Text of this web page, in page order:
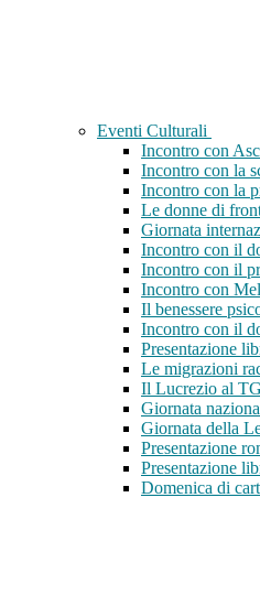
Eventi Culturali
Incontro con
Incontro con la
Incontro con la
Le donne di
Giornata
Incontro con il
Incontro con il
Incontro con
Il benessere
Incontro con il
Presentazione
Le migrazioni
Il Lucrezio al
Giornata
Giornata della
Presentazione
Presentazione
Domenica di